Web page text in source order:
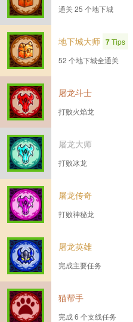
通关 25 个地下城
地下城大师 7Tips
52 个地下城全通关
屠龙斗士
打败火焰龙
屠龙大师
打败冰龙
屠龙传奇
打败神秘龙
屠龙英雄
完成主要任务
猫帮手
完成 6 个支线任务